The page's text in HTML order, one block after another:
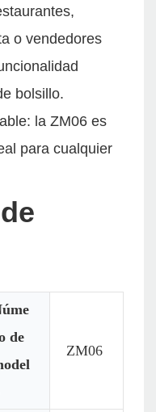
o vendedores
bolsillo.
la ZM06 es
para cualquier
de
ZM06